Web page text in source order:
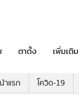
ตาตั้ง เพิ่มเติม
าแรก โควิด-19